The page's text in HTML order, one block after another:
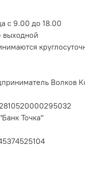
с 9.00 до 18.00
выходной
Волков
Точка"